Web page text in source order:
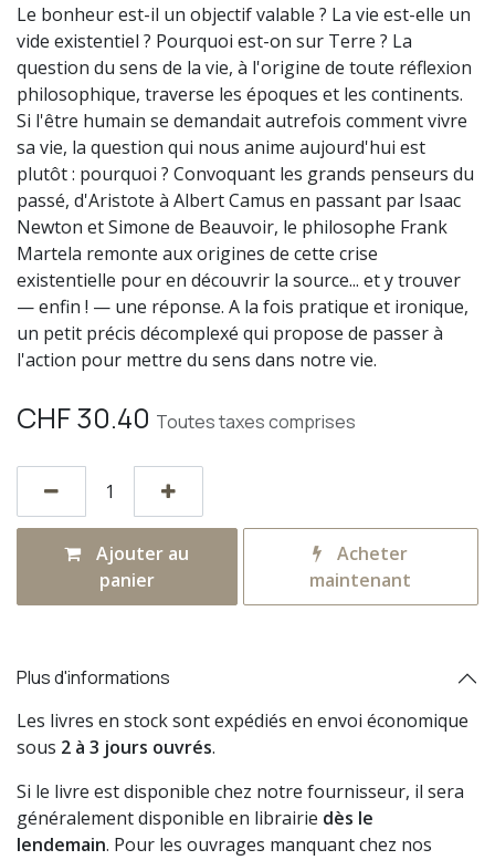
Le bonheur est-il un objectif valable ? La vie est-elle un
vide existentiel ? Pourquoi est-on sur Terre ? La
question du sens de la vie, à l'origine de toute réflexion
philosophique, traverse les époques et les continents.
Si l'être humain se demandait autrefois comment vivre
sa vie, la question qui nous anime aujourd'hui est
plutôt : pourquoi ? Convoquant les grands penseurs du
passé, d'Aristote à Albert Camus en passant par Isaac
Newton et Simone de Beauvoir, le philosophe Frank
Martela remonte aux origines de cette crise
existentielle pour en découvrir la source... et y trouver
— enfin ! — une réponse. A la fois pratique et ironique,
un petit précis décomplexé qui propose de passer à
l'action pour mettre du sens dans notre vie.
CHF30.40 Toutes taxes comprises
Ajouter au
panier
Acheter
maintenant
Plus d'informations
Les livres en stock sont expédiés en envoi économique
sous 2 à 3 jours ouvrés.
Si le livre est disponible chez notre fournisseur, il sera
généralement disponible en librairie dès le
lendemain. Pour les ouvrages manquant chez nos